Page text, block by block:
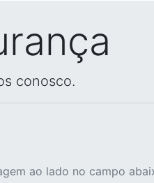
conosco.
ao lado no campo